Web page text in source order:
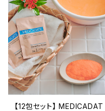
【12包セット】 MEDICADAT